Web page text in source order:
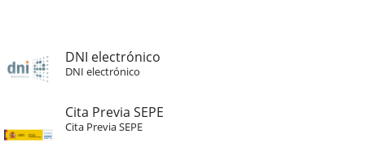
DNI electrónico
DNI electrónico
Cita Previa SEPE
Cita Previa SEPE